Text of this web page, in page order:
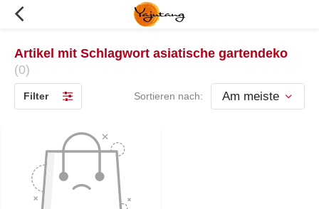
Artikel mit Schlagwort asiatische gartendeko
(0)
Filter Sortieren nach: